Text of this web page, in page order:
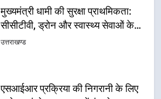
मुख्यमंत्री धामी की सुरक्षा प्राथमिकता:
सीसीटीवी, ड्रोन और स्वास्थ्य सेवाओं के
बीच शिवभक्तों के लिए बनाया सुरक्षित
उत्तराखण्ड
एसआईआर प्रक्रिया की निगरानी के लिए